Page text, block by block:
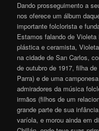
Dando prosseguimento a
nos oferece um álbum
importante folclorista e
Estamos falando de
plástica e ceramista,
na cidade de San Carlos,
de outubro de 1917, filha
Parra) e de uma
admiradores da música
irmãos (filhos de um
grande parte de sua
varíola, e morou ainda em